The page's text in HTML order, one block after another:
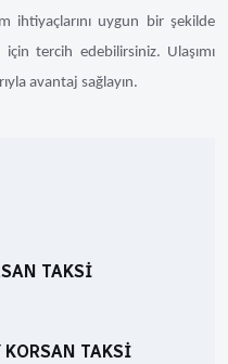
ihtiyaçlarını uygun bir şekilde
tercih edebilirsiniz. Ulaşımı
avantaj sağlayın.
TAKSI
KORSAN TAKSI